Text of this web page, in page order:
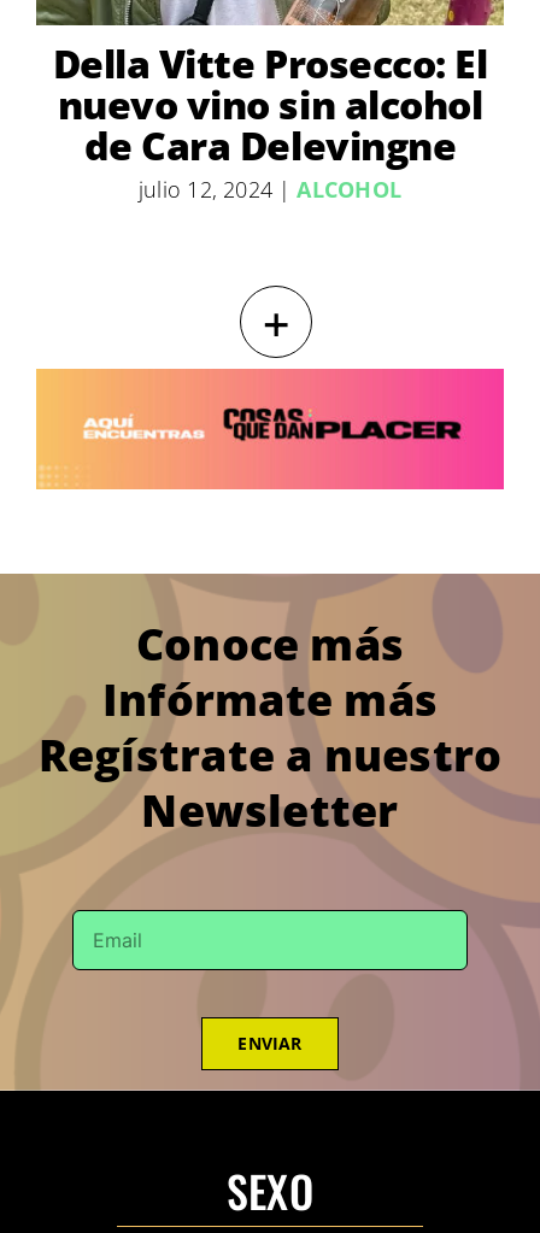
Della Vitte Prosecco: El
nuevo vino sin alcohol
de Cara Delevingne
julio 12, 2024 | ALCOHOL
+
Conoce más
Infórmate más
Regístrate a nuestro
Newsletter
ENVIAR
SEXO